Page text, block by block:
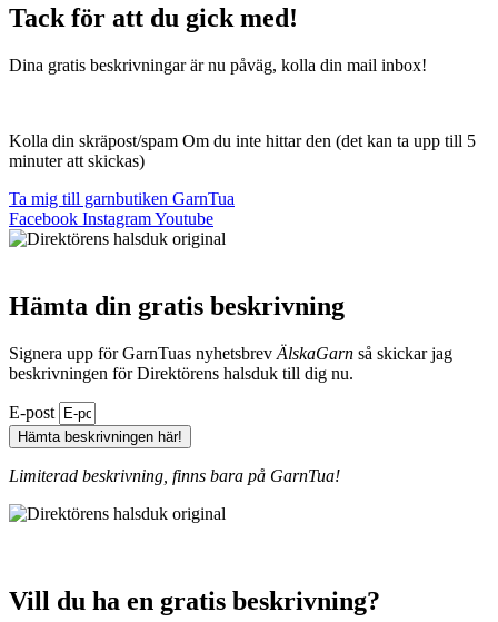
Tack för att du gick med!
Dina gratis beskrivningar är nu påväg, kolla din mail inbox!
Kolla din skräpost/spam Om du inte hittar den (det kan ta upp till 5
minuter att skickas)
Ta mig till garnbutiken GarnTua
Facebook InstagramYoutube
Hämta din gratis beskrivning
Signera upp för GarnTuas nyhetsbrev ÄlskaGarn så skickar jag
beskrivningen för Direktörens halsduk till dig nu.
E-post
Hämta beskrivningen här!
Limiterad beskrivning, finns bara på GarnTua!
Vill du ha en gratis beskrivning?